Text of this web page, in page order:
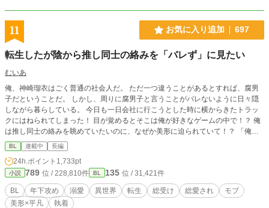
11 お気に入り追加 697
転生したが陰から推し同士の絡みを「バレず」に見たい
むいあ
俺、神崎瑠衣はごく普通の社会人だ。 ただ一つ違うことがあるとすれば、腐男
子だということだ。 しかし、周りに腐男子と言うことがバレないように日々隠
しながら暮らしている。 今日も一日会社に行こうとした時に横からきたトラッ
クにはねられてしまった！ 目が覚めるとそこは俺が好きなゲームの中で！？ 俺
は推し同士の絡みを眺めていたいのに、なぜか美形に迫られていて！？ 「俺は
壁になりたいのにーーーー！！！！」
BL 連載中 長編
24h.ポイント 1,733pt
小説 789 位 / 228,810件 BL 135 位 / 31,421件
BL 年下攻め 溺愛 異世界 転生 総受け 総愛され
モブ
美形×平凡
執着